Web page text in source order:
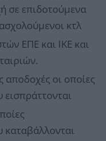
σε επιδοτούμενα
κτλ
ΕΠΕ και ΙΚΕ και
αποδοχές οι οποίες
καταβάλλονται